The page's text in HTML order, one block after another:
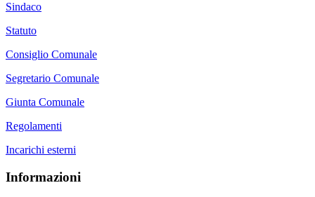
Sindaco
Statuto
Consiglio Comunale
Segretario Comunale
Giunta Comunale
Regolamenti
Incarichi esterni
Informazioni